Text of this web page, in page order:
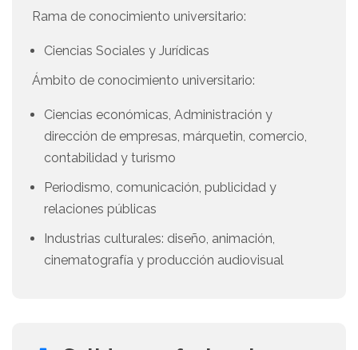
Rama de conocimiento universitario:
Ciencias Sociales y Jurídicas
Ámbito de conocimiento universitario:
Ciencias económicas, Administración y
dirección de empresas, márquetin, comercio,
contabilidad y turismo
Periodismo, comunicación, publicidad y
relaciones públicas
Industrias culturales: diseño, animación,
cinematografía y producción audiovisual